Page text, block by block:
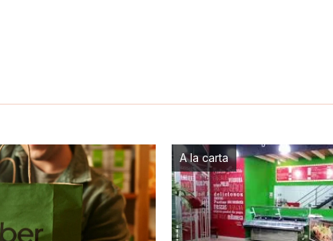
A la carta